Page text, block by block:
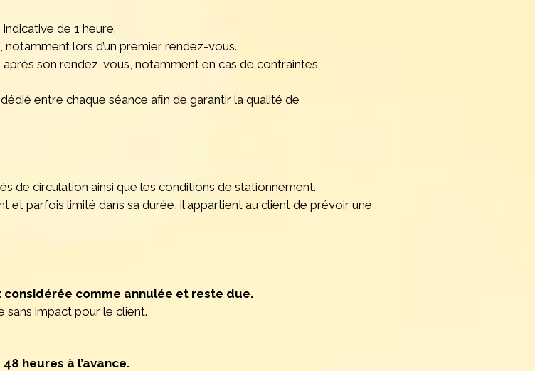
de 1 heure.
lors d’un premier rendez-vous.
son rendez-vous, notamment en cas de contraintes
entre chaque séance afin de garantir la qualité de
de circulation ainsi que les conditions de stationnement.
parfois limité dans sa durée, il appartient au client de prévoir une
comme annulée et reste due.
sans impact pour le client.
heures à l’avance.